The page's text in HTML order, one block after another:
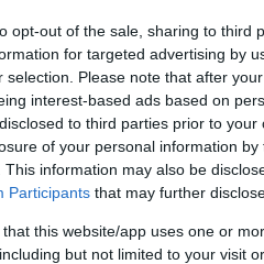
opt-out of the sale, sharing to third
for targeted advertising by
selection. Please note that after
interest-based ads based on
to third parties prior to
of your personal information
This information may also be
Participants that may further
that this website/app uses one or
but not limited to your visit
– του Αρχαιολογικού
Vitis ως το πρώτο
του κρασιού ως ένα